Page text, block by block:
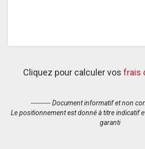
Cliquez pour calculer vos frais
---------- Document informatif et non
Le positionnement est donné à titre indicatif
garanti